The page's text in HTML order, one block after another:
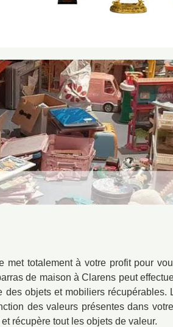
met totalement à votre profit pour
de maison à Clarens peut
objets et mobiliers récupérables.
des valeurs présentes dans
récupère tout les objets de valeur.